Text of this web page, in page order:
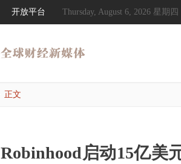
开放平台 Thursday, August 6, 2026 星期四
正文
Robinhood启动15亿美